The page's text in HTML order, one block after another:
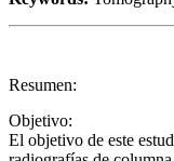
Resumen:
Objetivo:
El objetivo de este